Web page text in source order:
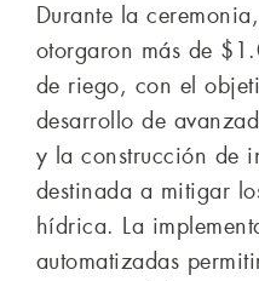
Durante la
otorgaron más de
de riego, con el
desarrollo de
y la construcción de
destinada a mitigar
hídrica. La
automatizadas